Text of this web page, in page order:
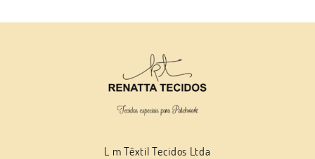
L m Têxtil Tecidos Ltda